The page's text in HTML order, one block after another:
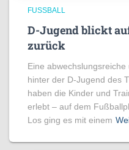
FUSSBALL
D-Jugend blickt
zurück
Eine
hinter der D-Jugend des
haben die Kinder und
erlebt – auf dem
Los ging es mit einem